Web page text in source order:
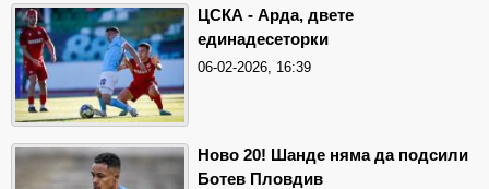
ЦСКА - Арда, двете
единадесеторки
06-02-2026, 16:39
Ново 20! Шанде няма да подсили
Ботев Пловдив